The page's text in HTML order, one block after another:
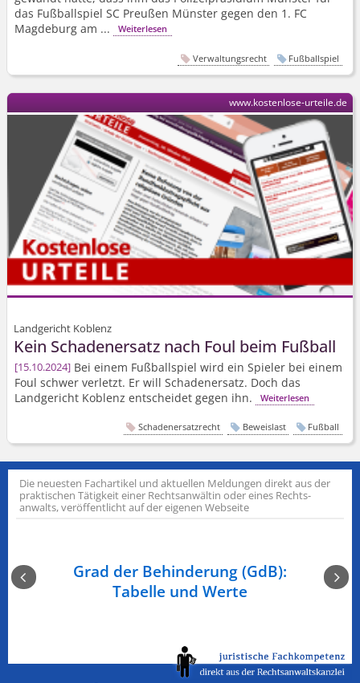
das Fußballspiel SC Preußen Münster gegen den 1. FC
Magdeburg am ...
Weiterlesen
Verwaltungsrecht Fußballspiel
Landgericht Koblenz
Kein Schadenersatz nach Foul beim Fußball
15.10.2024 Bei einem Fußballspiel wird ein Spieler bei einem
Foul schwer verletzt. Er will Schadenersatz. Doch das
Landgericht Koblenz entscheidet gegen ihn.
Weiterlesen
www.kostenlose-urteile.de
Schadenersatzrecht Beweislast Fußball
Die neuesten Fachartikel und aktuellen Meldungen direkt aus der
praktischen Tätigkeit einer Rechts­anwältin oder eines Rechts­
anwalts, veröffentlicht auf der eigenen Webseite
am
Grad der Behinderung (GdB):
Tabelle und Werte